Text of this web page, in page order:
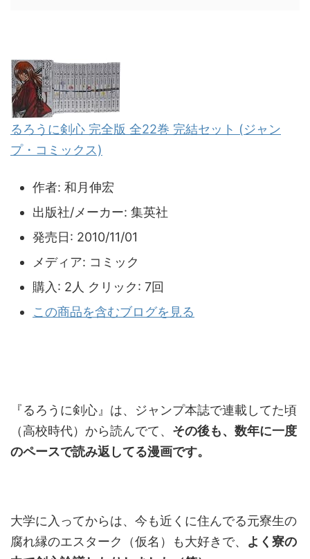
るろうに剣心 完全版 全22巻 完結セット (ジャン
プ・コミックス)
作者: 和月伸宏
出版社/メーカー: 集英社
発売日: 2010/11/01
メディア: コミック
購入 : 2人 クリック: 7回
この商品を含むブログを見る
『るろうに剣心』は、ジャンプ本誌で連載してた頃
（高校時代）から読んでて、 その後も、数年に一度
のペースで読み返してる漫画です。
大学に入ってからは、今も近くに住んでる元寮生の
腐れ縁のエスターク（仮名）も大好きで、 よく寮の